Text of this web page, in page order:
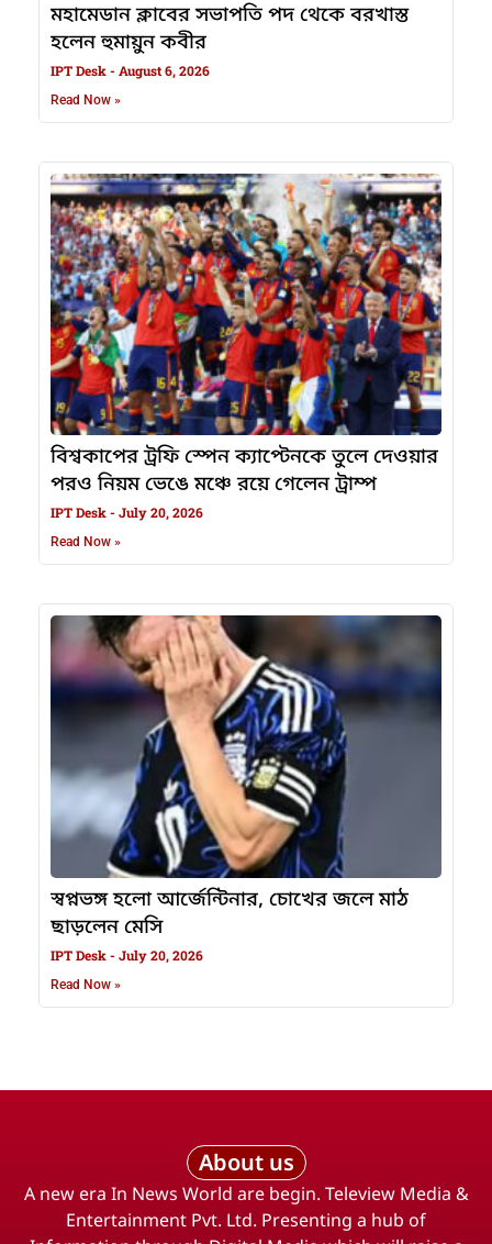
মহামেডান ক্লাবের সভাপতি পদ থেকে বরখাস্ত
হলেন হুমায়ুন কবীর
IPT Desk August 6, 2026
Read Now »
বিশ্বকাপের ট্রফি স্পেন ক্যাপ্টেনকে তুলে দেওয়ার
পরও নিয়ম ভেঙে মঞ্চে রয়ে গেলেন ট্রাম্প
IPT Desk July 20, 2026
Read Now »
স্বপ্নভঙ্গ হলো আর্জেন্টিনার, চোখের জলে মাঠ
ছাড়লেন মেসি
IPT Desk July 20, 2026
Read Now »
About us
A new era In News World are begin. Teleview Media &
Entertainment Pvt. Ltd. Presenting a hub of